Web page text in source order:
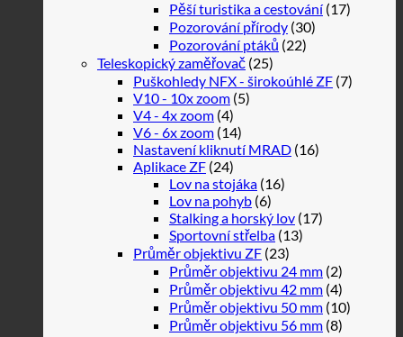
Pěší turistika a cestování (17)
Pozorování přírody (30)
Pozorování ptáků (22)
Teleskopický zaměřovač (25)
Puškohledy NFX - širokoúhlé ZF (7)
V10 - 10x zoom (5)
V4 - 4x zoom (4)
V6 - 6x zoom (14)
Nastavení kliknutí MRAD (16)
Aplikace ZF (24)
Lov na stojáka (16)
Lov na pohyb (6)
Stalking a horský lov (17)
Sportovní střelba (13)
Průměr objektivu ZF (23)
Průměr objektivu 24 mm (2)
Průměr objektivu 42 mm (4)
Průměr objektivu 50 mm (10)
Průměr objektivu 56 mm (8)